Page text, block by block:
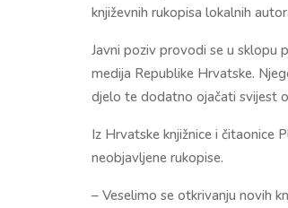
književnih rukopisa lokalnih
Javni poziv provodi se u sklopu
medija Republike Hrvatske.
djelo te dodatno ojačati svijest
Iz Hrvatske knjižnice i čitaonice
neobjavljene rukopise.
– Veselimo se otkrivanju novih